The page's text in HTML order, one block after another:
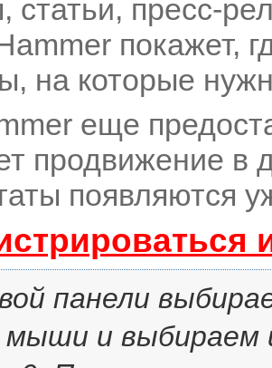
статьи, пресс-
покажет,
на которые
еще
продвижение в
появляются
панели
мыши и выбираем